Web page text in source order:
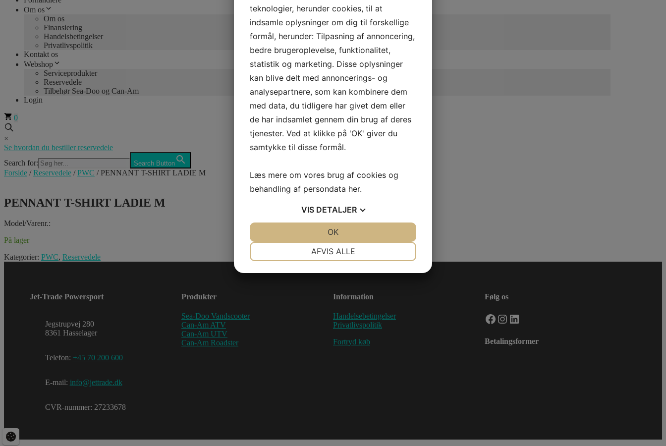
Om os
Om os
Finansiering
Handelsbetingelser
Privatlivspolitik
Kontakt os
Webshop
Serviceprodukter
Reservedele
Tilbehør Sea-Doo og Can-Am
Login
0
×
Se hvordan du bestiller reservedele
Search for:
Search Button
Forside /Reservedele /PWC / PENNANT T-SHIRT LADIE M
PENNANT T-SHIRT LADIE M
Model/Varenr.:
På lager
Kategorier: PWC, Reservedele
Jet-Trade Powersport
Jegstrupvej 280
8361 Hasselager
Telefon: +45 70 200 600
E-mail: info@jettrade.dk
CVR-nummer: 27233678
Produkter
Sea-Doo Vandscooter
Can-Am ATV
Can-Am UTV
Can-Am Roadster
Information
Handelsebetingelser
Privatlivspolitik
Fortryd køb
Følg os
Facebook
Instagram
LinkedIn
Betalingsformer
teknologier, herunder cookies, til at
indsamle oplysninger om dig til forskellige
formål, herunder: Tilpasning af annoncering,
bedre brugeroplevelse, funktionalitet,
statistik og marketing. Disse oplysninger
kan blive delt med annoncerings- og
analysepartnere, som kan kombinere dem
med data, du tidligere har givet dem eller
de har indsamlet gennem din brug af deres
tjenester. Ved at klikke på 'OK' giver du
samtykke til disse formål.
Læs mere om vores brug af cookies og
behandling af persondata her.
VIS DETALJER
AFVIS ALLE
OK